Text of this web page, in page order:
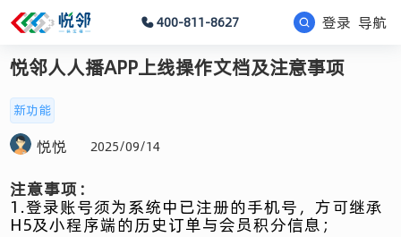
400-811-8627 登录 导航
悦邻人人播APP上线操作文档及注意事项
新功能
悦悦 2025/09/14
注意事项：
1.登录账号须为系统中已注册的手机号，方可继承
H5及小程序端的历史订单与会员积分信息；